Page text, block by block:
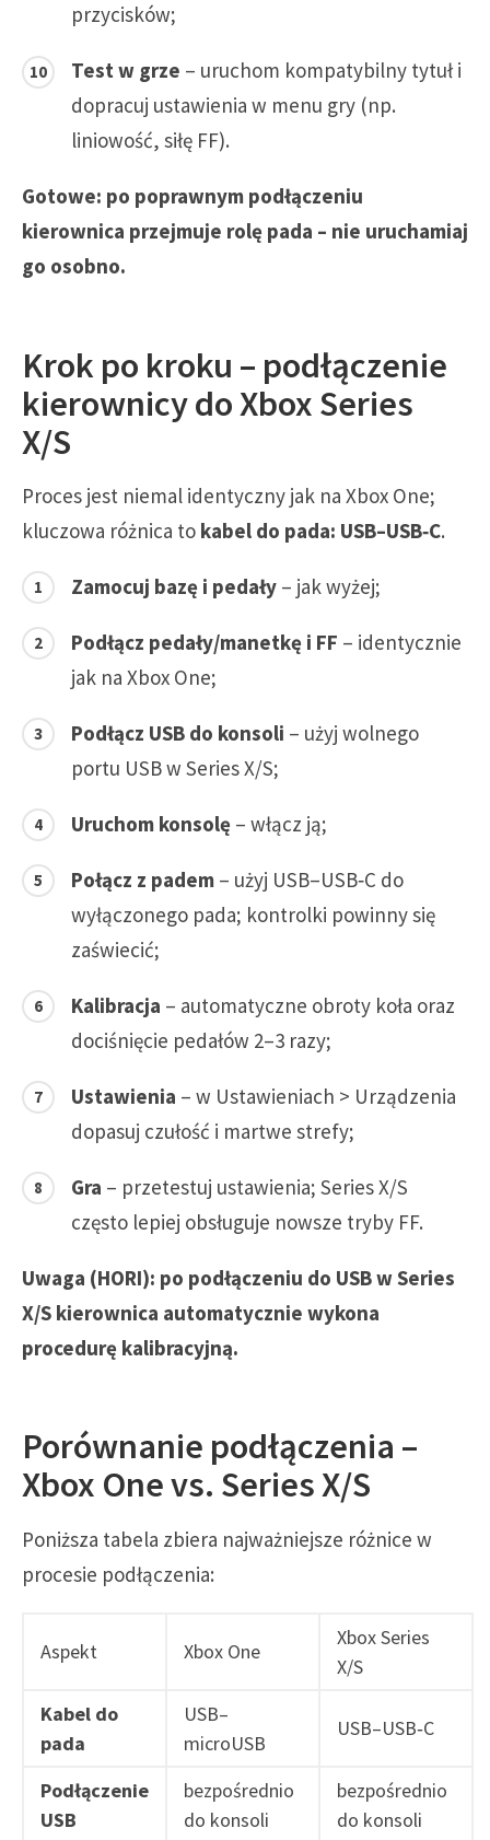
przycisków;
Test w grze – uruchom kompatybilny tytuł i
dopracuj ustawienia w menu gry (np.
liniowość, siłę FF).
Gotowe: po poprawnym podłączeniu
kierownica przejmuje rolę pada – nie uruchamiaj
go osobno.
Krok po kroku – podłączenie
kierownicy do Xbox Series
X/S
Proces jest niemal identyczny jak na Xbox One;
kluczowa różnica to kabel do pada: USB–USB‑C.
Zamocuj bazę i pedały – jak wyżej;
Podłącz pedały/manetkę i FF – identycznie
jak na Xbox One;
Podłącz USB do konsoli – użyj wolnego
portu USB w Series X/S;
Uruchom konsolę – włącz ją;
Połącz z padem – użyj USB–USB‑C do
wyłączonego pada; kontrolki powinny się
zaświecić;
Kalibracja – automatyczne obroty koła oraz
dociśnięcie pedałów 2–3 razy;
Ustawienia – w Ustawieniach > Urządzenia
dopasuj czułość i martwe strefy;
Gra – przetestuj ustawienia; Series X/S
często lepiej obsługuje nowsze tryby FF.
Uwaga (HORI): po podłączeniu do USB w Series
X/S kierownica automatycznie wykona
procedurę kalibracyjną.
Porównanie podłączenia –
Xbox One vs. Series X/S
Poniższa tabela zbiera najważniejsze różnice w
procesie podłączenia:
Aspekt Xbox One
Xbox Series
X/S
Kabel do
pada
USB–
microUSB
USB–USB‑C
Podłączenie
USB
bezpośrednio
do konsoli
bezpośrednio
do konsoli